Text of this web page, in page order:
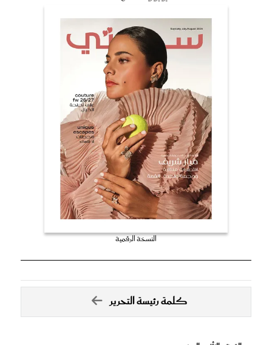
النسخة الرقمية
كلمة رئيسة التحرير